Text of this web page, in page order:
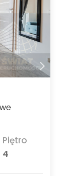
Piętro
4